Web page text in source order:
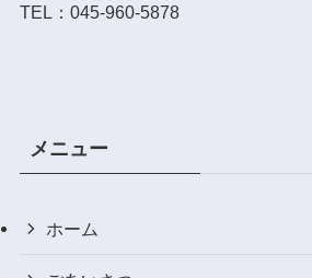
TEL：045-960-5878
メニュー
ホーム